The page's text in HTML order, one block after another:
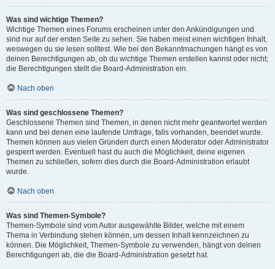
Was sind wichtige Themen?
Wichtige Themen eines Forums erscheinen unter den Ankündigungen und
sind nur auf der ersten Seite zu sehen. Sie haben meist einen wichtigen Inhalt,
weswegen du sie lesen solltest. Wie bei den Bekanntmachungen hängt es von
deinen Berechtigungen ab, ob du wichtige Themen erstellen kannst oder nicht;
die Berechtigungen stellt die Board-Administration ein.
Nach oben
Was sind geschlossene Themen?
Geschlossene Themen sind Themen, in denen nicht mehr geantwortet werden
kann und bei denen eine laufende Umfrage, falls vorhanden, beendet wurde.
Themen können aus vielen Gründen durch einen Moderator oder Administrator
gesperrt werden. Eventuell hast du auch die Möglichkeit, deine eigenen
Themen zu schließen, sofern dies durch die Board-Administration erlaubt
wurde.
Nach oben
Was sind Themen-Symbole?
Themen-Symbole sind vom Autor ausgewählte Bilder, welche mit einem
Thema in Verbindung stehen können, um dessen Inhalt kennzeichnen zu
können. Die Möglichkeit, Themen-Symbole zu verwenden, hängt von deinen
Berechtigungen ab, die die Board-Administration gesetzt hat.